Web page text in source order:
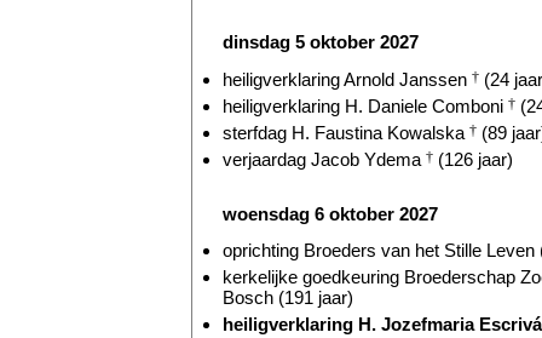
dinsdag 5 oktober 2027
heiligverklaring Arnold Janssen † (24
heiligverklaring H. Daniele Comboni †
sterfdag H. Faustina Kowalska † (89
verjaardag Jacob Ydema † (126 jaar)
woensdag 6 oktober 2027
oprichting Broeders van het Stille Leven
kerkelijke goedkeuring Broederschap
Bosch (191 jaar)
heiligverklaring H. Jozefmaria